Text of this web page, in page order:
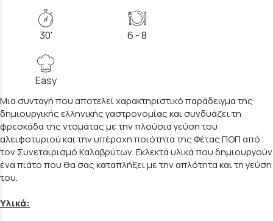
30' 6 - 8
Easy
Μια συνταγή που αποτελεί χαρακτηριστικό παράδειγμα της
δημιουργικής ελληνικής γαστρονομίας και συνδυάζει τη
φρεσκάδα της ντομάτας με την πλούσια γεύση του
αλειφοτυριού και την υπέροχη ποιότητα της Φέτας ΠΟΠ από
τον Συνεταιρισμό Καλαβρύτων. Εκλεκτά υλικά που δημιουργούν
ένα πιάτο που θα σας καταπλήξει με την απλότητα και τη γεύση
του.
Υλικά: